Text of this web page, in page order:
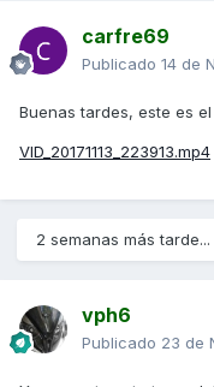
carfre69
Publicado 14 de
Buenas tardes, este es
VID_20171113_223913.mp4
2 semanas más tarde...
vph6
Publicado 23 de